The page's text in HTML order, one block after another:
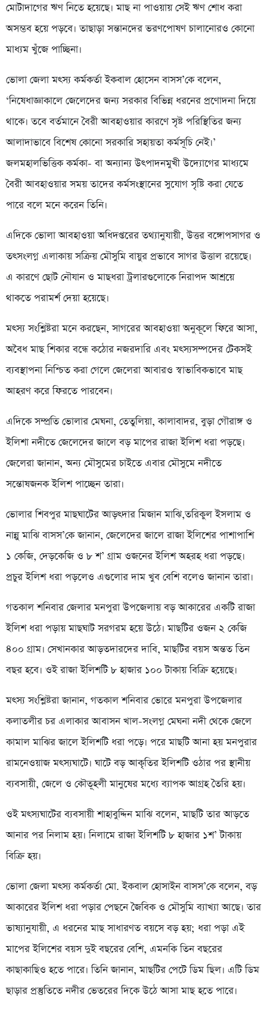
মোটাদাগের ঋণ নিতে হয়েছে। মাছ না পাওয়ায় সেই ঋণ শোধ করা
অসম্ভব হয়ে পড়বে। তাছাড়া সন্তানদের ভরণপোষণ চালানোরও কোনো
মাধ্যম খুঁজে পাচ্ছিনা।
ভোলা জেলা মৎস্য কর্মকর্তা ইকবাল হোসেন বাসস’কে বলেন,
‘নিষেধাজ্ঞাকালে জেলেদের জন্য সরকার বিভিন্ন ধরনের প্রণোদনা দিয়ে
থাকে। তবে বর্তমানে বৈরী আবহাওয়ার কারণে সৃষ্ট পরিস্থিতির জন্য
আলাদাভাবে বিশেষ কোনো সরকারি সহায়তা কর্মসূচি নেই।’
জলমহালভিত্তিক কর্মকা- বা অন্যান্য উৎপাদনমুখী উদ্যোগের মাধ্যমে
বৈরী আবহাওয়ার সময় তাদের কর্মসংস্থানের সুযোগ সৃষ্টি করা যেতে
পারে বলে মনে করেন তিনি।
এদিকে ভোলা আবহাওয়া অধিদপ্তরের তথ্যানুযায়ী, উত্তর বঙ্গোপসাগর ও
তৎসংলগ্ন এলাকায় সক্রিয় মৌসুমি বায়ুর প্রভাবে সাগর উত্তাল রয়েছে।
এ কারণে ছোট নৌযান ও মাছধরা ট্রলারগুলোকে নিরাপদ আশ্রয়ে
থাকতে পরামর্শ দেয়া হয়েছে।
মৎস্য সংশ্লিষ্টরা মনে করছেন, সাগরের আবহাওয়া অনুকূলে ফিরে আসা,
অবৈধ মাছ শিকার বন্ধে কঠোর নজরদারি এবং মৎস্যসম্পদের টেকসই
ব্যবস্থাপনা নিশ্চিত করা গেলে জেলেরা আবারও স্বাভাবিকভাবে মাছ
আহরণ করে ফিরতে পারবেন।
এদিকে সম্প্রতি ভোলার মেঘনা, তেতুলিয়া, কালাবাদর, বুড়া গৌরাঙ্গ ও
ইলিশা নদীতে জেলেদের জালে বড় মাপের রাজা ইলিশ ধরা পড়ছে।
জেলেরা জানান, অন্য মৌসুমের চাইতে এবার মৌসুমে নদীতে
সন্তোষজনক ইলিশ পাচ্ছেন তারা।
ভোলার শিবপুর মাছঘাটের আড়ৎদার মিজান মাঝি,তরিকুল ইসলাম ও
নান্নু মাঝি বাসস’কে জানান, জেলেদের জালে রাজা ইলিশের পাশাপাশি
১ কেজি, দেড়কেজি ও ৮ শ’ গ্রাম ওজনের ইলিশ অহরহ ধরা পড়ছে।
প্রচুর ইলিশ ধরা পড়লেও এগুলোর দাম খুব বেশি বলেও জানান তারা।
গতকাল শনিবার জেলার মনপুরা উপজেলায় বড় আকারের একটি রাজা
ইলিশ ধরা পড়ায় মাছঘাট সরগরম হয়ে উঠে। মাছটির ওজন ২ কেজি
৪০০ গ্রাম। সেখানকার আড়তদারদের দাবি, মাছটির বয়স অন্তত তিন
বছর হবে। ওই রাজা ইলিশটি ৮ হাজার ১০০ টাকায় বিক্রি হয়েছে।
মৎস্য সংশ্লিষ্টরা জানান, গতকাল শনিবার ভোরে মনপুরা উপজেলার
কলাতলীর চর এলাকার আবাসন খাল-সংলগ্ন মেঘনা নদী থেকে জেলে
কামাল মাঝির জালে ইলিশটি ধরা পড়ে। পরে মাছটি আনা হয় মনপুরার
রামনেওয়াজ মৎস্যঘাটে। ঘাটে বড় আকৃতির ইলিশটি ওঠার পর স্থানীয়
ব্যবসায়ী, জেলে ও কৌতূহলী মানুষের মধ্যে ব্যাপক আগ্রহ তৈরি হয়।
ওই মৎস্যঘাটের ব্যবসায়ী শাহাবুদ্দিন মাঝি বলেন, মাছটি তার আড়তে
আনার পর নিলাম হয়। নিলামে রাজা ইলিশটি ৮ হাজার ১শ’ টাকায়
বিক্রি হয়।
ভোলা জেলা মৎস্য কর্মকর্তা মো. ইকবাল হোসাইন বাসস’কে বলেন, বড়
আকারের ইলিশ ধরা পড়ার পেছনে জৈবিক ও মৌসুমি ব্যাখ্যা আছে। তার
ভাষ্যানুযায়ী, এ ধরনের মাছ সাধারণত বয়সে বড় হয়; ধরা পড়া এই
মাপের ইলিশের বয়স দুই বছরের বেশি, এমনকি তিন বছরের
কাছাকাছিও হতে পারে। তিনি জানান, মাছটির পেটে ডিম ছিল। এটি ডিম
ছাড়ার প্রস্তুতিতে নদীর ভেতরের দিকে উঠে আসা মাছ হতে পারে।